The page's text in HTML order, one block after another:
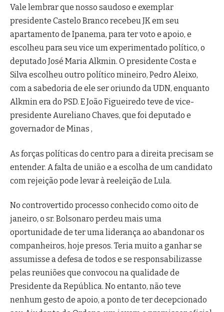
Vale lembrar que nosso saudoso e exemplar
presidente Castelo Branco recebeu JK em seu
apartamento de Ipanema, para ter voto e apoio, e
escolheu para seu vice um experimentado político, o
deputado José Maria Alkmin. O presidente Costa e
Silva escolheu outro político mineiro, Pedro Aleixo,
com a sabedoria de ele ser oriundo da UDN, enquanto
Alkmin era do PSD. E João Figueiredo teve de vice-
presidente Aureliano Chaves, que foi deputado e
governador de Minas ,
As forças políticas do centro para a direita precisam se
entender. A falta de união e a escolha de um candidato
com rejeição pode levar à reeleição de Lula.
No controvertido processo conhecido como oito de
janeiro, o sr. Bolsonaro perdeu mais uma
oportunidade de ter uma liderança ao abandonar os
companheiros, hoje presos. Teria muito a ganhar se
assumisse a defesa de todos e se responsabilizasse
pelas reuniões que convocou na qualidade de
Presidente da República. No entanto, não teve
nenhum gesto de apoio, a ponto de ter decepcionado